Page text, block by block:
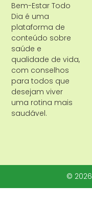
Bem-Estar Todo
Dia é uma
plataforma de
conteúdo sobre
saúde e
qualidade de vida,
com conselhos
para todos que
desejam viver
uma rotina mais
saudável.
©